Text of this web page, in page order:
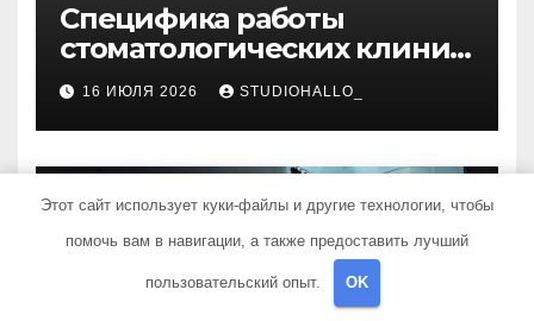
Специфика работы
стоматологических клиник
в мегаполисе
16 ИЮЛЯ 2026 STUDIOHALLO_
Методы устранения
Этот сайт использует куки-файлы и другие технологии, чтобы
помочь вам в навигации, а также предоставить лучший
пользовательский опыт. OK